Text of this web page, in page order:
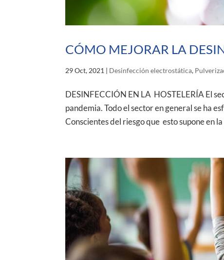
CÓMO MEJORAR LA
29 Oct, 2021 | Desinfección electrostática,
DESINFECCIÓN EN LA HOSTELERÍA El
pandemia. Todo el sector en general se ha
Conscientes del riesgo que esto supone en